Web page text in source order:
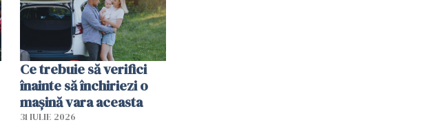
Ce trebuie să verifici
înainte să închiriezi o
mașină vara aceasta
31 IULIE 2026